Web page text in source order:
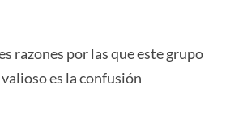
razones por las que este grupo
es la confusión